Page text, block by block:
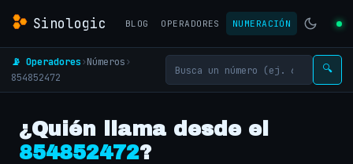
Sinologic BLOG OPERADORES NUMERACIÓN
📡 Operadores›Números›
854852472
🔍
¿Quién llama desde el
854852472?